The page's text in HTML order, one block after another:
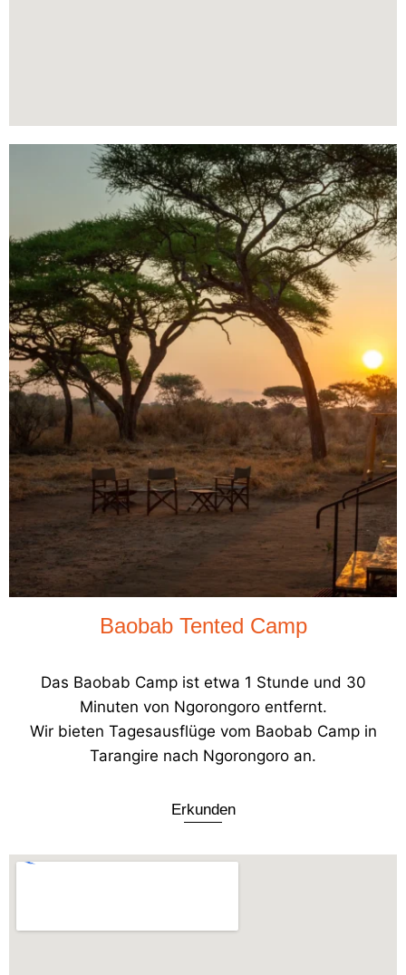
Baobab Tented Camp
Das Baobab Camp ist etwa 1 Stunde und 30
Minuten von Ngorongoro entfernt.
Wir bieten Tagesausflüge vom Baobab Camp in
Tarangire nach Ngorongoro an.
Erkunden